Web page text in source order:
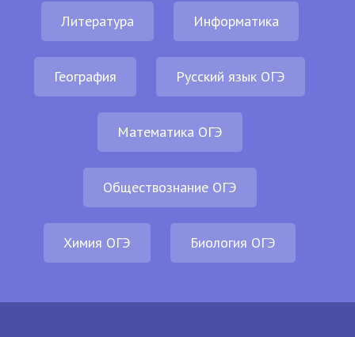
Литература Информатика
География Русский язык ОГЭ
Математика ОГЭ
Обществознание ОГЭ
Химия ОГЭ Биология ОГЭ